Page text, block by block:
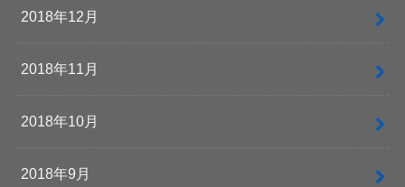
2018年12月
2018年11月
2018年10月
2018年9月